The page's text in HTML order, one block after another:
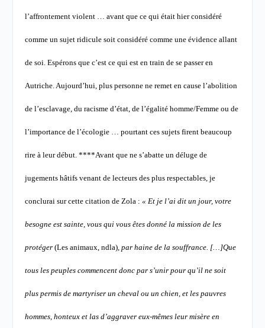
l’affrontement violent … avant que ce qui était hier considéré
comme un sujet ridicule soit considéré comme une évidence allant
de soi. Espérons que c’est ce qui est en train de se passer en
Autriche.Aujourd’hui, plus personne ne remet en cause l’abolition
de l’esclavage, du racisme d’état, de l’égalité homme/Femme ou de
l’importance de l’écologie … pourtant ces sujets firent beaucoup
rire à leur début.****Avant que ne s’abatte un déluge de
jugements hâtifs venant de lecteurs des plus respectables, je
conclurai sur cette citation de Zola : « Et je l’ai dit un jour, votre
besogne est sainte, vous qui vous êtes donné la mission de les
protéger(Les animaux, ndla), par haine de la souffrance. […]Que
tous les peuples commencent donc par s’unir pour qu’il ne soit
plus permis de martyriser un cheval ou un chien, et les pauvres
hommes, honteux et las d’aggraver eux-mêmes leur misère en